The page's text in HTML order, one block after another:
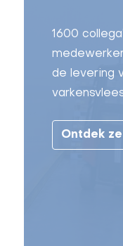
1600
de levering
Ontdek